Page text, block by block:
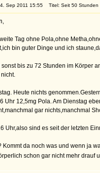
Sep 2011 15:55 Titel: Seit 50 Stunden
Tag ohne Pola,ohne
bin guter Dinge und ich
sonst bis zu 72 Stunden im Körper
Heute nichts
Uhr 12,5mg Pola. Am Dienstag
gar nichts,manchmal
Uhr,also sind es seit der letzten
Kommt da noch was und wenn ja
schon gar nicht mehr drauf